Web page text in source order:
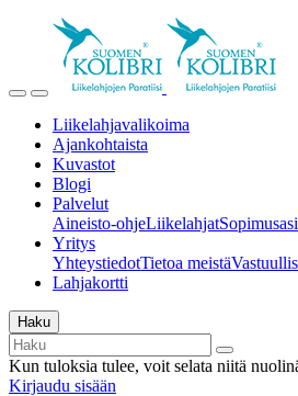
Liikelahjavalikoima
Ajankohtaista
Kuvastot
Blogi
Palvelut
Aineisto-ohjeLiikelahjat
Yritys
YhteystiedotTietoa meistä
Lahjakortti
Haku
Kun tuloksia tulee, voit selata niitä
Kirjaudu sisään